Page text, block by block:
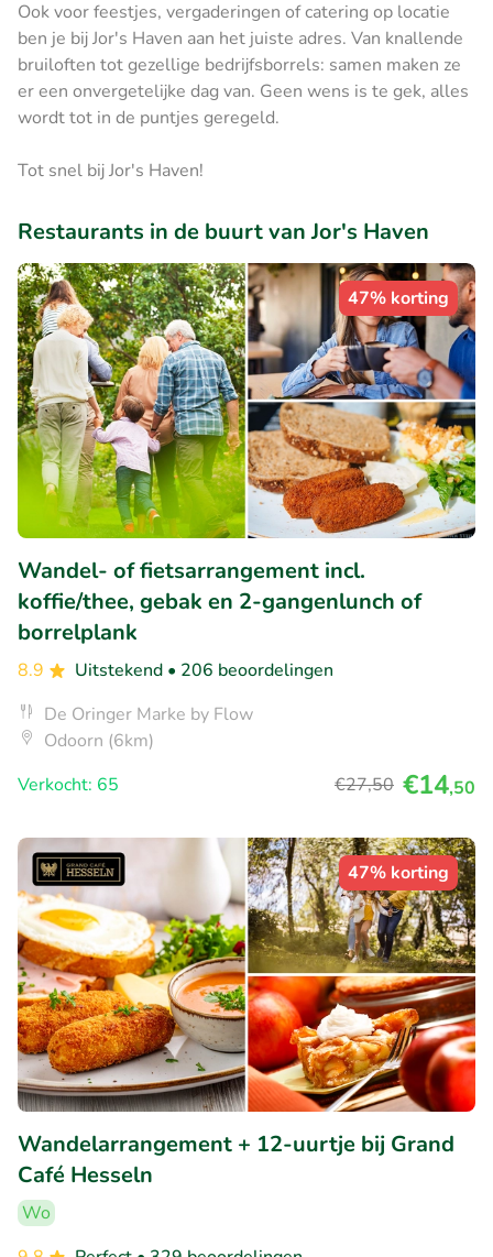
Ook voor feestjes, vergaderingen of catering op locatie
ben je bij Jor's Haven aan het juiste adres. Van knallende
bruiloften tot gezellige bedrijfsborrels: samen maken ze
er een onvergetelijke dag van. Geen wens is te gek, alles
wordt tot in de puntjes geregeld.
Tot snel bij Jor's Haven!
Restaurants in de buurt van Jor's Haven
47% korting
Wandel- of fietsarrangement incl.
koffie/thee, gebak en 2-gangenlunch of
borrelplank
8.9 Uitstekend • 206 beoordelingen
De Oringer Marke by Flow
Odoorn (6km)
Verkocht: 65
€27,50 €14,50
47% korting
Wandelarrangement + 12-uurtje bij Grand
Café Hesseln
Wo